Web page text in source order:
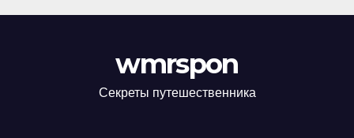
wmrspon
Секреты путешественника